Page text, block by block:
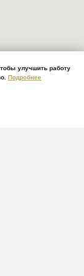
улучшить работу
Подробнее